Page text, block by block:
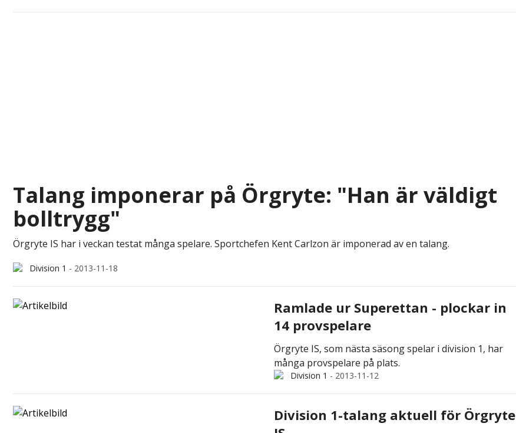
Talang imponerar på Örgryte: "Han är väldigt
bolltrygg"
Örgryte IS har i veckan testat många spelare. Sportchefen Kent Carlzon är imponerad av en talang.
Division 1 - 2013-11-18
Ramlade ur Superettan - plockar in
14 provspelare
Örgryte IS, som nästa säsong spelar i division 1, har
många provspelare på plats.
Division 1 - 2013-11-12
Division 1-talang aktuell för Örgryte